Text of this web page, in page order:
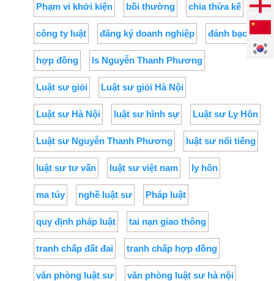
Phạm vi khởi kiện bồi thường chia thừa kế
công ty luật đăng ký doanh nghiệp đánh bạc
hợp đồng ls Nguyễn Thanh Phương
Luật sư giỏi Luật sư giỏi Hà Nội
Luật sư Hà Nội luật sư hình sự Luật sư Ly Hôn
Luật sư Nguyễn Thanh Phương luật sư nổi tiếng
luật sư tư vấn luật sư việt nam ly hôn
ma túy nghề luật sư Pháp luật
quy định pháp luật tai nạn giao thông
tranh chấp đất đai tranh chấp hợp đồng
văn phòng luật sư văn phòng luật sư hà nội